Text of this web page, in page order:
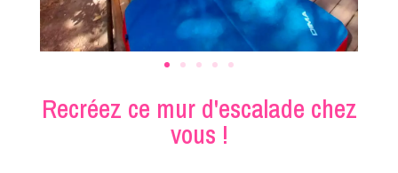
Recréez ce mur d'escalade chez
vous !